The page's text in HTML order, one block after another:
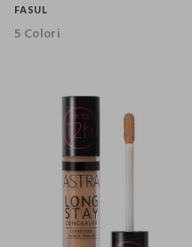
FASUL
5 Colori